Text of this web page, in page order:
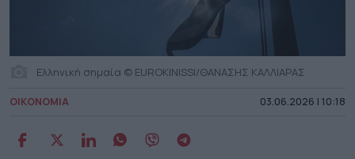
Ελληνική σημαία © EUROKINISSI/ΘΑΝΑΣΗΣ ΚΑΛΛΙΑΡΑΣ
ΟΙΚΟΝΟΜΙΑ 03.06.2026 | 10:18